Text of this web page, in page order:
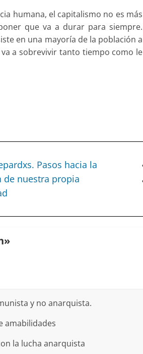
humana, el capitalismo no es más
que va a durar para siempre.
en una mayoría de la población a
a sobrevivir tanto tiempo como le
Pasos hacia la
de nuestra propia
»
y no anarquista.
amabilidades
la lucha anarquista